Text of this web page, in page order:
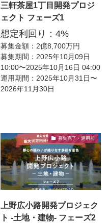
三軒茶屋1丁目開発プロジ
ェクト フェーズ1
想定利回り：4%
募集金額：2億8,700万円
募集期間：2025年10月09日
10:00〜2025年10月16日 04:00
運用期間：2025年10月31日〜
2026年11月30日
募集完了・運用前
上野広小路開発プロジェク
ト -土地・建物- フェーズ2